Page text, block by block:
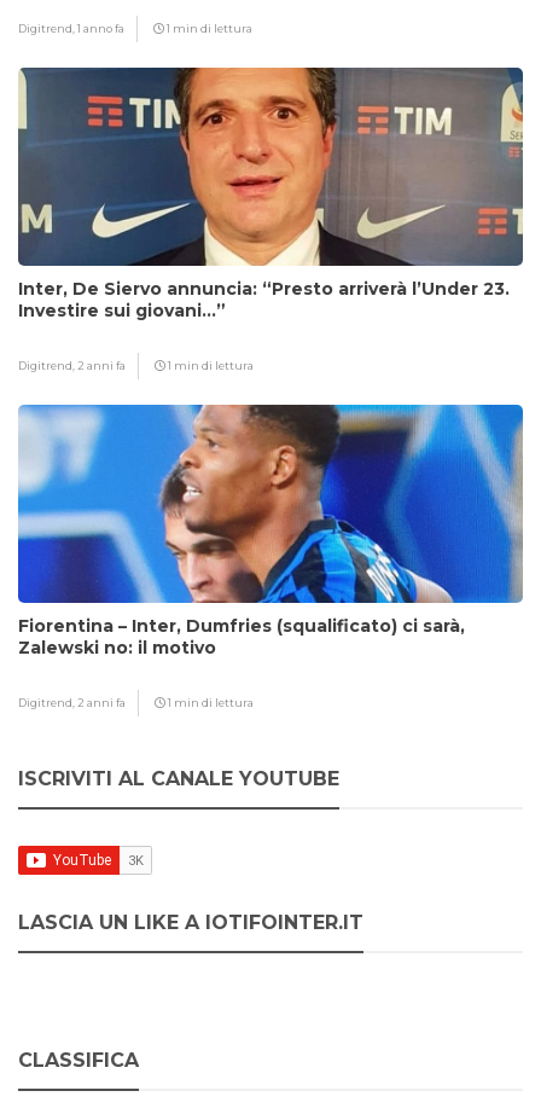
Digitrend,1 anno fa 1 min di lettura
Inter, De Siervo annuncia: “Presto arriverà l’Under 23.
Investire sui giovani…”
Digitrend, 2 anni fa 1 min di lettura
Fiorentina – Inter, Dumfries (squalificato) ci sarà,
Zalewski no: il motivo
Digitrend, 2 anni fa 1 min di lettura
ISCRIVITI AL CANALE YOUTUBE
LASCIA UN LIKE A IOTIFOINTER.IT
CLASSIFICA